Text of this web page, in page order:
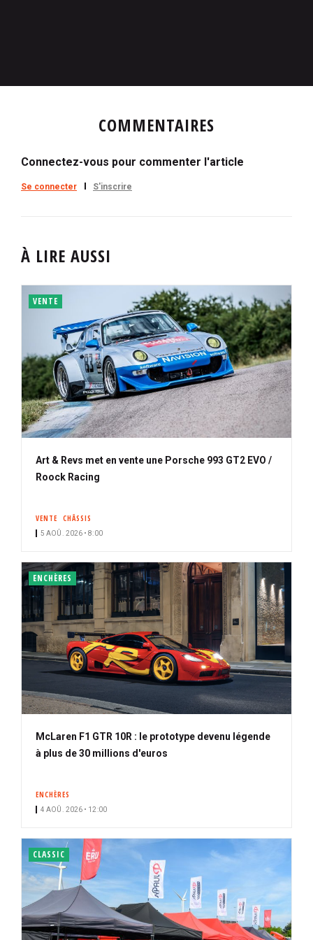
COMMENTAIRES
Connectez-vous pour commenter l'article
Se connecter S'inscrire
À LIRE AUSSI
VENTE
Art & Revs met en vente une Porsche 993 GT2 EVO /
Roock Racing
VENTE CHÂSSIS
5 AOÛ. 2026 • 8:00
ENCHÈRES
McLaren F1 GTR 10R : le prototype devenu légende
à plus de 30 millions d'euros
ENCHÈRES
4 AOÛ. 2026 • 12:00
CLASSIC